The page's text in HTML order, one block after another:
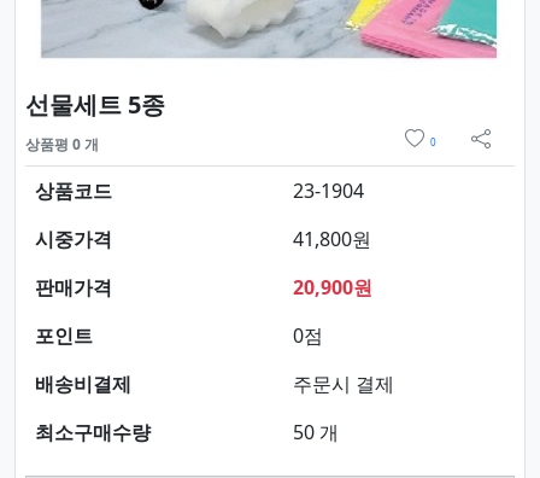
선물세트 5종요약정보 및 구매
상품평 0 개 0
sns 공
상품코드
23-1904
시중가격
41,800원
판매가격
20,900원
포인트
0점
배송비결제
주문시 결제
최소구매수량
50 개